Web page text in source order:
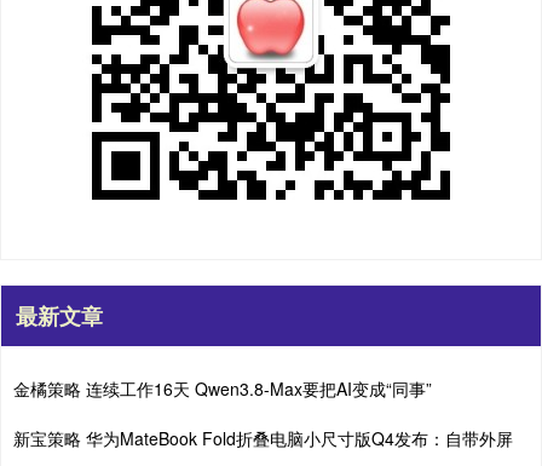
最新文章
金橘策略 连续工作16天 Qwen3.8-Max要把AI变成“同事”
新宝策略 华为MateBook Fold折叠电脑小尺寸版Q4发布：自带外屏